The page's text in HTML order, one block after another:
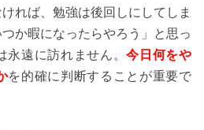
れば、勉強は後回しにしてしま
か暇になったらやろう」と思っ
永遠に訪れません。今日何をや
を的確に判断することが重要で